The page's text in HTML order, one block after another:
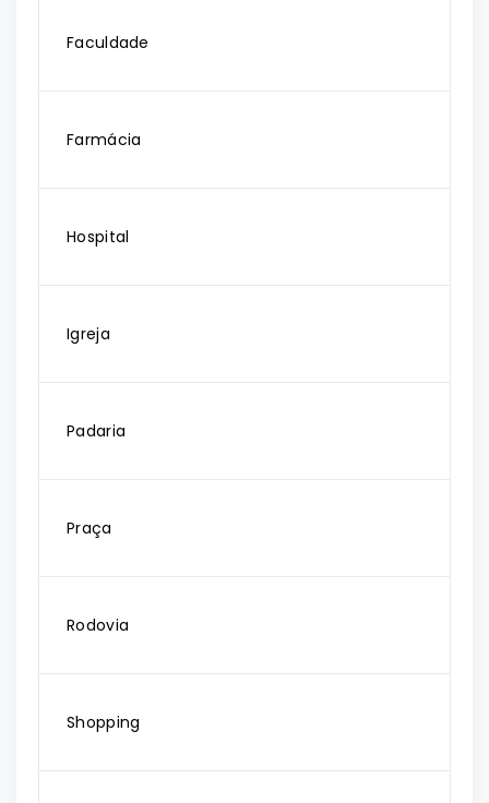
Faculdade
Farmácia
Hospital
Igreja
Padaria
Praça
Rodovia
Shopping